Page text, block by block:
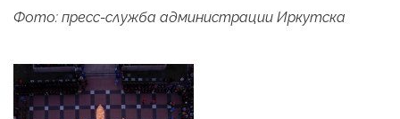
Фото: пресс-служба администрации Иркутска